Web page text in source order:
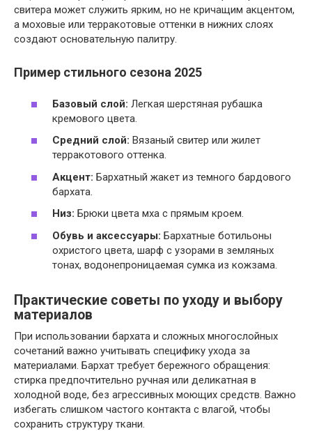
свитера может служить ярким, но не кричащим акцентом,
а моховые или терракотовые оттенки в нижних слоях
создают основательную палитру.
Пример стильного сезона 2025
Базовый слой: Легкая шерстяная рубашка
кремового цвета.
Средний слой: Вязаный свитер или жилет
терракотового оттенка.
Акцент: Бархатный жакет из темного бардового
бархата.
Низ: Брюки цвета мха с прямым кроем.
Обувь и аксессуары: Бархатные ботильоны
охристого цвета, шарф с узорами в земляных
тонах, водонепроницаемая сумка из кожзама.
Практические советы по уходу и выбору
материалов
При использовании бархата и сложных многослойных
сочетаний важно учитывать специфику ухода за
материалами. Бархат требует бережного обращения:
стирка предпочтительно ручная или деликатная в
холодной воде, без агрессивных моющих средств. Важно
избегать слишком частого контакта с влагой, чтобы
сохранить структуру ткани.